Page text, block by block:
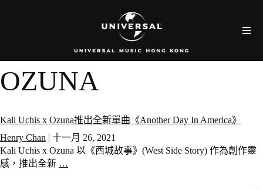
OZUNA
Kali Uchis x Ozuna推出全新單曲《Another Day In America》
Henry Chan | 十一月 26, 2021
Kali Uchis x Ozuna 以《西城故事》(West Side Story) 作為創作靈
感，推出全新 …